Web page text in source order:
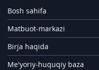
Bosh sahifa
Matbuot-markazi
Birja haqida
Me'yoriy-huquqiy baza